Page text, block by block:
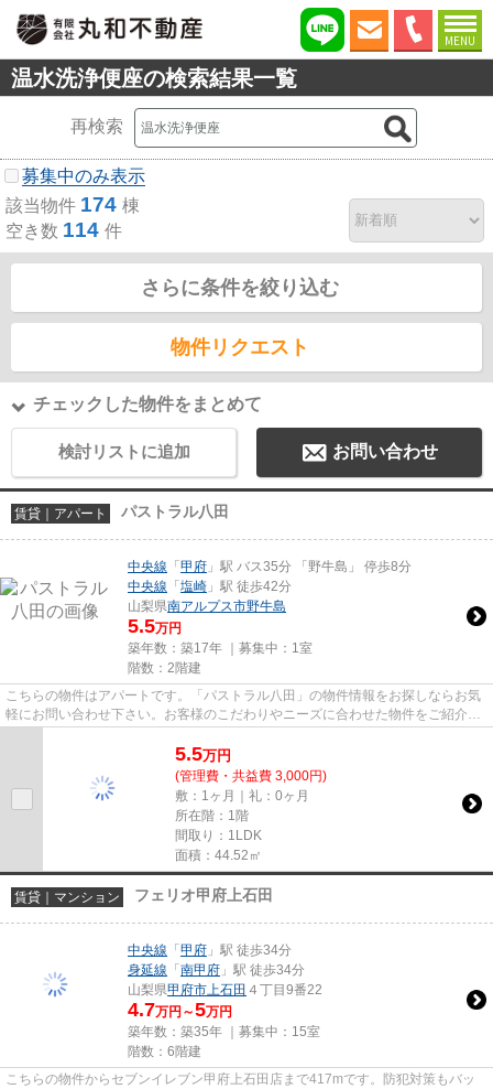
MENU
温水洗浄便座の検索結果一覧
再検索
募集中のみ表示
該当物件 174 棟
空き数 114 件
さらに条件を絞り込む
物件リクエスト
チェックした物件をまとめて
検討リストに追加 お問い合わせ
賃貸｜アパート パストラル八田
中央線 「 甲府 」駅 バス35分 「野牛島」 停歩8分
中央線 「 塩崎 」駅 徒歩42分
山梨県南アルプス市野牛島
5.5万円
築年数：築17年 ｜募集中： 1室
階数：2階建
こちらの物件はアパートです。「パストラル八田」の物件情報をお探しならお気
軽にお問い合わせ下さい。お客様のこだわりやニーズに合わせた物件をご紹介い
5.5万円
(管理費・共益費 3,000円)
敷：1ヶ月｜礼：0ヶ月
所在階：1階
間取り：1LDK
面積：44.52㎡
賃貸｜マンション フェリオ甲府上石田
中央線 「 甲府 」駅 徒歩34分
身延線 「 南甲府 」駅 徒歩34分
山梨県甲府市上石田 ４丁目9番22
4.7万円～5万円
築年数：築35年 ｜募集中： 15室
階数：6階建
こちらの物件からセブンイレブン甲府上石田店まで417mです。防犯対策もバッ